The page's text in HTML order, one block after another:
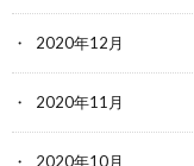
2020年12月
2020年11月
2020年10月